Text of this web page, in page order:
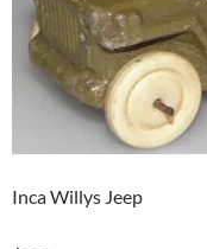
Inca Willys Jeep